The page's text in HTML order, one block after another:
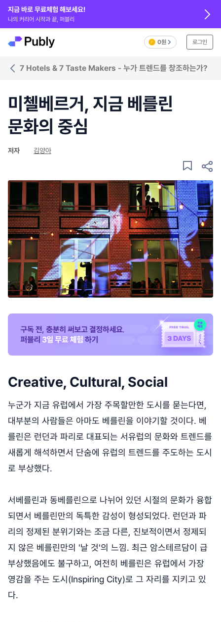
지금 바로 무료체험 해보세요!
나의 커리어 시작과 끝, 퍼블리
0원 로그인
7 Hotels & 7 Taste Makers - 누가 트렌드를 창조하는가?
미첼베르거, 지금 베를린
문화의 중심
저자 김양아
Creative, Cultural, Social
누군가 지금 유럽에서 가장 주목할만한 도시를 묻는다면,
대부분의 사람들은 아마도 베를린을 이야기할 것이다. 베
를린은 런던과 파리로 대표되는 서유럽의 문화와 트렌드를
새롭게 해석하면서 단숨에 유럽의 트렌드를 주도하는 도시
로 부상했다.
서베를린과 동베를린으로 나뉘어 있던 시절의 문화가 융합
되면서 베를린만의 독특한 감성이 형성되었다. 런던과 파
리의 정제된 분위기와는 조금 다른, 진보적이면서 정제되
지 않은 베를린만의 '날 것'의 느낌. 최근 암스테르담이 급
부상했음에도 불구하고, 여전히 베를린은 유럽에서 가장
영감을 주는 도시(Inspiring City)로 그 자리를 지키고 있
다.